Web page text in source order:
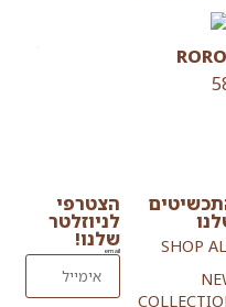
SHOP
הצטרפי
לניוזלטר
שלנו!
email